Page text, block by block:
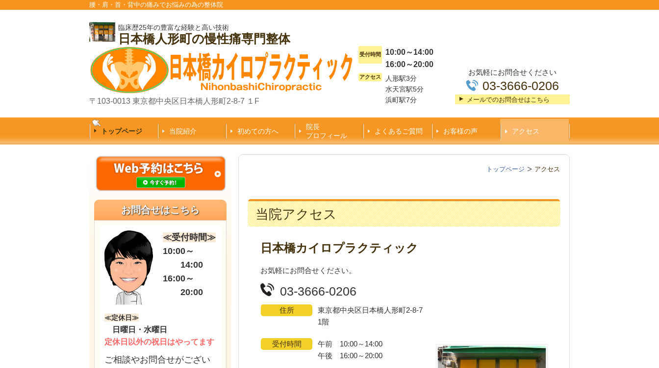
腰・肩・首・背中の痛みでお悩みの為の整体院
臨床歴25年の豊富な経験と高い技術
日本橋人形町の慢性痛専門整体
〒103-0013 東京都中央区日本橋人形町2-8-7 １F
受付時間
10:00～14:00
16:00～20:00
アクセス
人形駅3分
水天宮駅5分
浜町駅7分
お気軽にお問合せください
03-3666-0206
メールでのお問合せはこちら
トップページ 当院紹介 初めての方へ
院長
プロフィール
よくあるご質問 お客様の声 アクセス
トップページ アクセス
当院アクセス
日本橋カイロプラクティック
お気軽にお問合せください。
03-3666-0206
住所
東京都中央区日本橋人形町2-8-7
1階
受付時間
午前 10:00～14:00
午後 16:00～20:00
お問合せはこちら
≪受付時間≫
10:00～
14:00
16:00～
20:00
≪定休日≫
日曜日・水曜日
定休日以外の祝日はやってます
ご相談やお問合せがござい